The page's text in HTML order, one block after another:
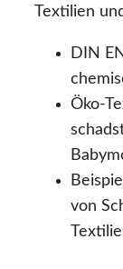
Textilien
DIN
Öko-
von